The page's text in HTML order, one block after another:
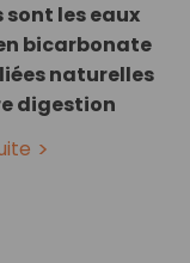
sont les eaux
bicarbonate
naturelles
digestion